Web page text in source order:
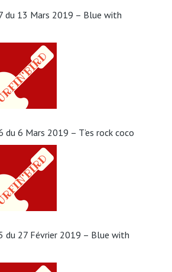
du 13 Mars 2019 – Blue with
du 6 Mars 2019 – T’es rock coco
du 27 Février 2019 – Blue with